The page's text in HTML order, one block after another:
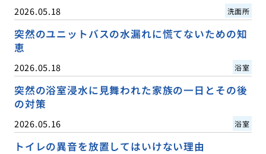
2026.05.18 洗面所
突然のユニットバスの水漏れに慌てないための知
恵
2026.05.18 浴室
突然の浴室浸水に見舞われた家族の一日とその後
の対策
2026.05.16 浴室
トイレの異音を放置してはいけない理由